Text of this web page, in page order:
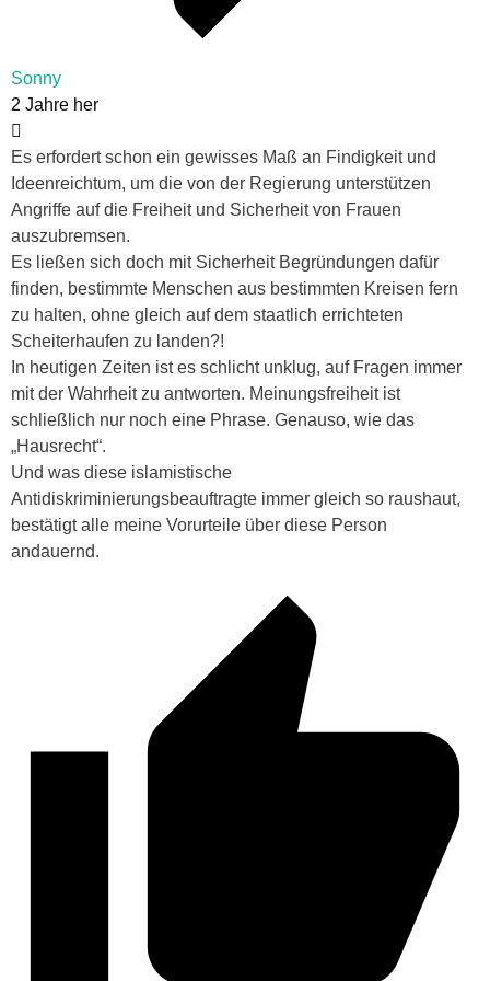
Sonny
2 Jahre her
Es erfordert schon ein gewisses Maß an Findigkeit und
Ideenreichtum, um die von der Regierung unterstützen
Angriffe auf die Freiheit und Sicherheit von Frauen
auszubremsen.
Es ließen sich doch mit Sicherheit Begründungen dafür
finden, bestimmte Menschen aus bestimmten Kreisen fern
zu halten, ohne gleich auf dem staatlich errichteten
Scheiterhaufen zu landen?!
In heutigen Zeiten ist es schlicht unklug, auf Fragen immer
mit der Wahrheit zu antworten. Meinungsfreiheit ist
schließlich nur noch eine Phrase. Genauso, wie das
„Hausrecht“.
Und was diese islamistische
Antidiskriminierungsbeauftragte immer gleich so raushaut,
bestätigt alle meine Vorurteile über diese Person
andauernd.